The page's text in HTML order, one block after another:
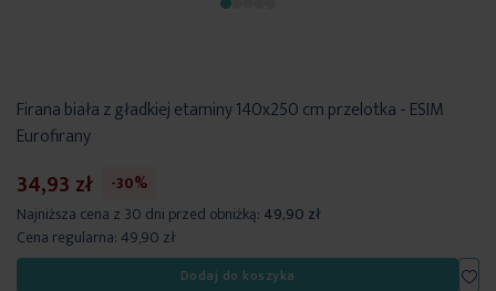
Firana biała z gładkiej etaminy 140x250 cm przelotka - ESIM
Eurofirany
34,93 zł
-30%
Najniższa cena z 30 dni przed obniżką: 49,90 zł
Cena regularna:49,90 zł
Dodaj do koszyka